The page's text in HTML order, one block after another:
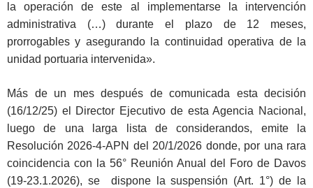
la operación de este al implementarse la intervención
administrativa (…) durante el plazo de 12 meses,
prorrogables y asegurando la continuidad operativa de la
unidad portuaria intervenida».
Más de un mes después de comunicada esta decisión
(16/12/25) el Director Ejecutivo de esta Agencia Nacional,
luego de una larga lista de considerandos, emite la
Resolución 2026-4-APN del 20/1/2026 donde, por una rara
coincidencia con la 56° Reunión Anual del Foro de Davos
(19-23.1.2026), se dispone la suspensión (Art. 1°) de la